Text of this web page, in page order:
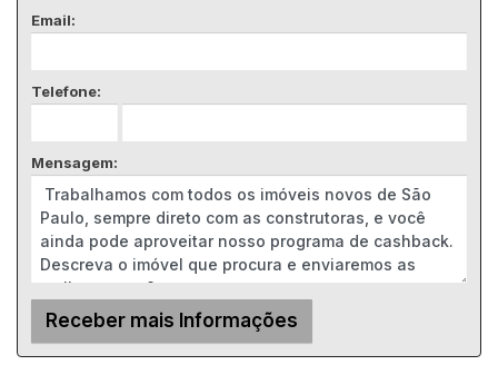
Email:
Telefone:
Mensagem: